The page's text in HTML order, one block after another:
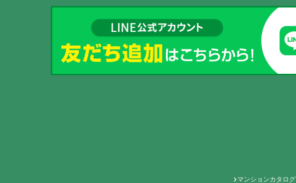
マンションカタログ